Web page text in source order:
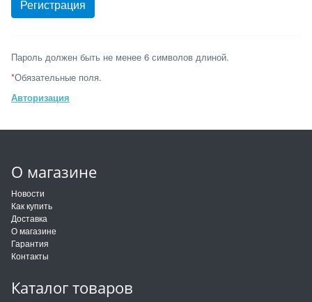
Пароль должен быть не менее 6 символов длиной.
*Обязательные поля.
Авторизация
О магазине
Новости
Как купить
Доставка
О магазине
Гарантия
Контакты
Каталог товаров